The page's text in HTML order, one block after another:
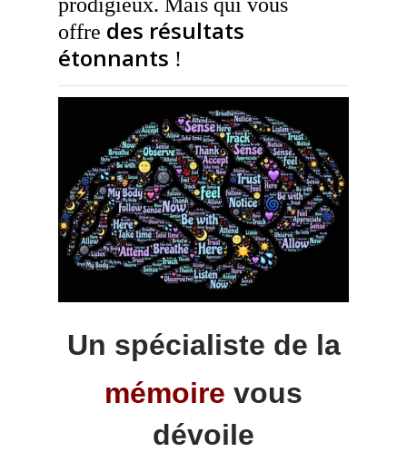
offre des résultats
étonnants !
Un spécialiste de la
mémoire vous
dévoile